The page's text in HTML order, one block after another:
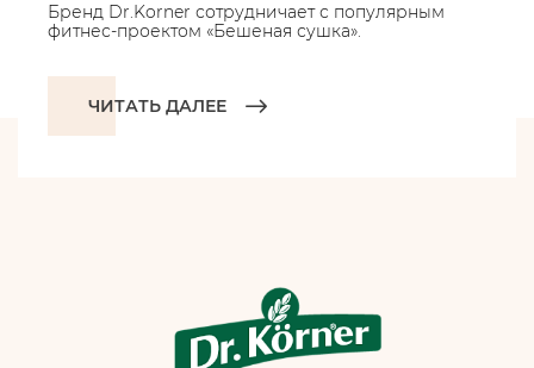
Бренд Dr.Korner сотрудничает с популярным
фитнес-проектом «Бешеная сушка».
ЧИТАТЬ ДАЛЕЕ